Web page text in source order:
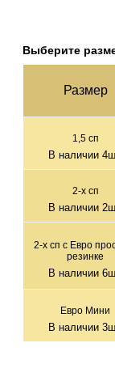
Выберите
Раз­мер
1,5 сп
В наличии 4
2-х сп
В наличии 2
2-х сп с Евро
резинке
В наличии 6
Евро Мини
В наличии 3